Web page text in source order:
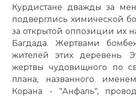
Курдистане дважды за
подверглись химической
за открытой оппозиции их
Багдада. Жертвами
жителей этих деревень.
жертвы чудовищного по
плана, названного
Корана - "Анфаль",